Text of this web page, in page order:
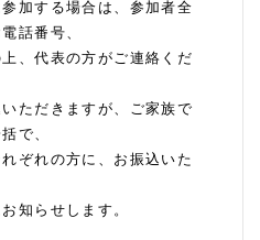
加する場合は、参加者全
話番号、
、代表の方がご連絡くだ
ただきますが、ご家族で
で、
ぞれの方に、お振込いた
知らせします。